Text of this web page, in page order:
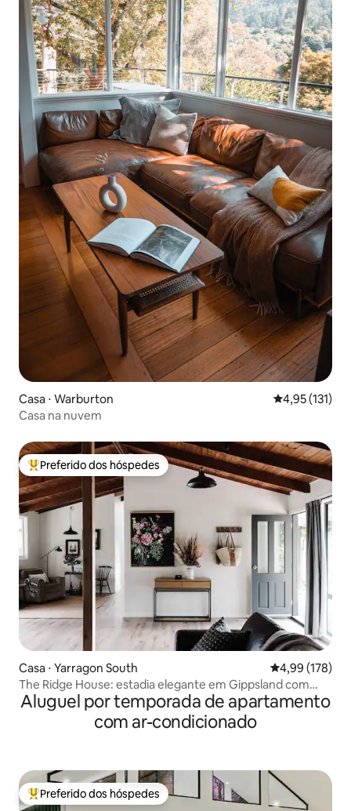
Casa ⋅ Warburton 4,95 de uma
4,95 (131)
Casa na nuvem
Entre os melhores preferidos dos hóspedes
Preferido dos hóspedes
Casa ⋅ Yarragon South 4,99 de uma
4,99 (178)
The Ridge House: estadia elegante em Gippsland com
vista
Aluguel por temporada de apartamento
com ar-condicionado
Entre os melhores preferidos dos hóspedes
Preferido dos hóspedes